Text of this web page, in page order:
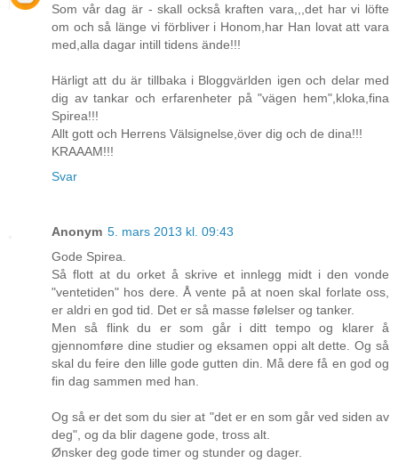
Som vår dag är - skall också kraften vara,,,det har vi löfte
om och så länge vi förbliver i Honom,har Han lovat att vara
med,alla dagar intill tidens ände!!!
Härligt att du är tillbaka i Bloggvärlden igen och delar med
dig av tankar och erfarenheter på "vägen hem",kloka,fina
Spirea!!!
Allt gott och Herrens Välsignelse,över dig och de dina!!!
KRAAAM!!!
Svar
Anonym 5. mars 2013 kl. 09:43
Gode Spirea.
Så flott at du orket å skrive et innlegg midt i den vonde
"ventetiden" hos dere. Å vente på at noen skal forlate oss,
er aldri en god tid. Det er så masse følelser og tanker.
Men så flink du er som går i ditt tempo og klarer å
gjennomføre dine studier og eksamen oppi alt dette. Og så
skal du feire den lille gode gutten din. Må dere få en god og
fin dag sammen med han.
Og så er det som du sier at "det er en som går ved siden av
deg", og da blir dagene gode, tross alt.
Ønsker deg gode timer og stunder og dager.